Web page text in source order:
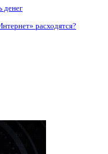
денег
расходятся?